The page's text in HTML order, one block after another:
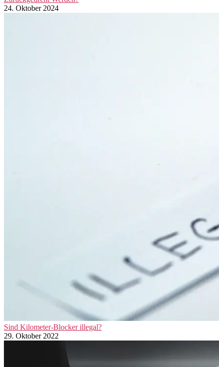
24. Oktober 2024
Sind Kilometer-Blocker illegal?
29. Oktober 2022